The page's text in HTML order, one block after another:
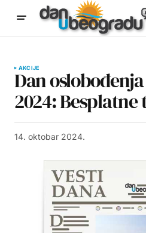
AKCIJE
Dan
2024:
14. oktobar 2024.